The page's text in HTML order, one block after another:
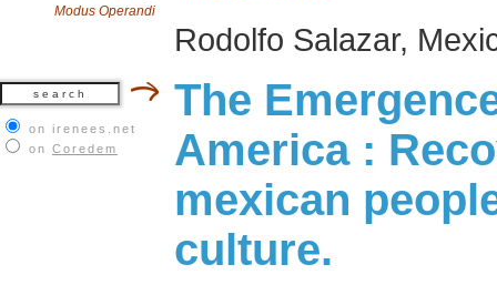
Modus Operandi
on irenees.net
on Coredem
Rodolfo Salazar,
The
America :
mexican
culture.